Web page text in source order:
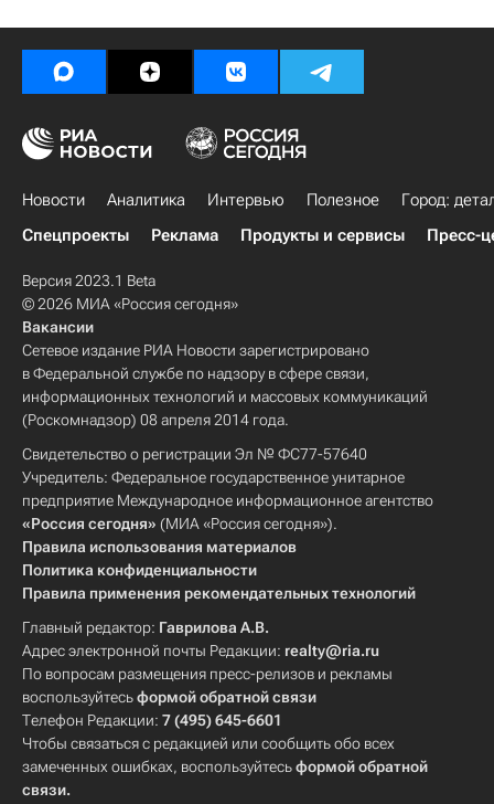
Новости Аналитика Интервью Полезное
Город:
Спецпроекты
Реклама Продукты и сервисы Пресс-
Версия 2023.1 Beta
© 2026 МИА «Россия сегодня»
Вакансии
Сетевое издание РИА Новости зарегистрировано
в Федеральной службе по надзору в сфере связи,
информационных технологий и массовых коммуникаций
(Роскомнадзор) 08 апреля 2014 года.
Свидетельство о регистрации Эл № ФС77-57640
Учредитель: Федеральное государственное унитарное
предприятие Международное информационное агентство
«Россия сегодня» (МИА «Россия сегодня»).
Правила использования материалов
Политика конфиденциальности
Правила применения рекомендательных технологий
Главный редактор: Гаврилова А.В.
Адрес электронной почты Редакции: realty@ria.ru
По вопросам размещения пресс-релизов и рекламы
воспользуйтесьформой обратной связи
Телефон Редакции: 7 (495) 645-6601
Чтобы связаться с редакцией или сообщить обо всех
замеченных ошибках, воспользуйтесьформой обратной
связи.